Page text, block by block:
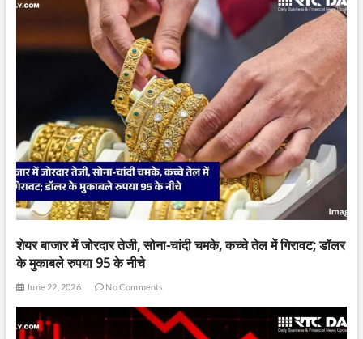
शेयर बाजार में जोरदार तेजी, सोना-चांदी चमके, कच्चे तेल में गिरावट; डॉलर
के मुकाबले रुपया 95 के नीचे
June 22, 2026 No Comments